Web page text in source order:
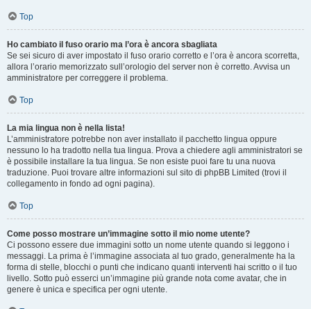
Top
Ho cambiato il fuso orario ma l’ora è ancora sbagliata
Se sei sicuro di aver impostato il fuso orario corretto e l’ora è ancora scorretta,
allora l’orario memorizzato sull’orologio del server non è corretto. Avvisa un
amministratore per correggere il problema.
Top
La mia lingua non è nella lista!
L’amministratore potrebbe non aver installato il pacchetto lingua oppure
nessuno lo ha tradotto nella tua lingua. Prova a chiedere agli amministratori se
è possibile installare la tua lingua. Se non esiste puoi fare tu una nuova
traduzione. Puoi trovare altre informazioni sul sito di phpBB Limited (trovi il
collegamento in fondo ad ogni pagina).
Top
Come posso mostrare un’immagine sotto il mio nome utente?
Ci possono essere due immagini sotto un nome utente quando si leggono i
messaggi. La prima è l’immagine associata al tuo grado, generalmente ha la
forma di stelle, blocchi o punti che indicano quanti interventi hai scritto o il tuo
livello. Sotto può esserci un’immagine più grande nota come avatar, che in
genere è unica e specifica per ogni utente.